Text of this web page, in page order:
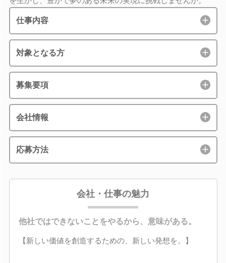
仕事内容
対象となる方
募集要項
会社情報
応募方法
会社・仕事の魅力
他社ではできないことをやるから、意味がある。
【新しい価値を創造するための、新しい発想を。】